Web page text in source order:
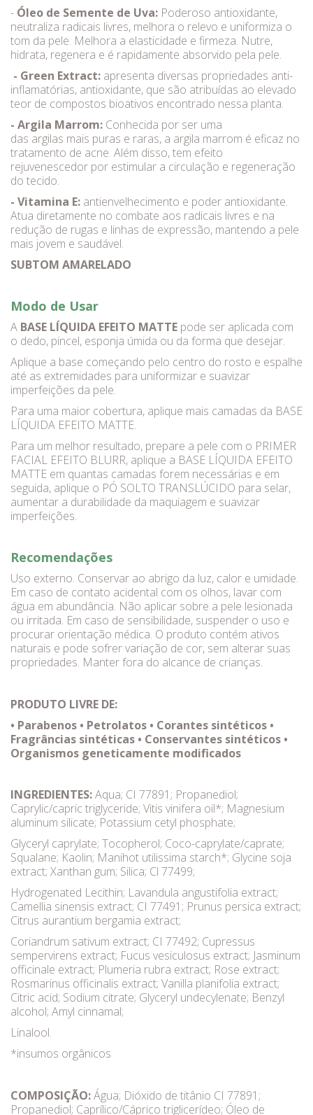
- Óleo de Semente de Uva: Poderoso antioxidante,
neutraliza radicais livres, melhora o relevo e uniformiza o
tom da pele. Melhora a elasticidade e firmeza. Nutre,
hidrata, regenera e é rapidamente absorvido pela pele.
- Green Extract: apresenta diversas propriedades anti-
inflamatórias, antioxidante, que são atribuídas ao elevado
teor de compostos bioativos encontrado nessa planta.
- Argila Marrom: Conhecida por ser uma
das argilas mais puras e raras, a argila marrom é eficaz no
tratamento de acne. Além disso, tem efeito
rejuvenescedor por estimular a circulação e regeneração
do tecido.
- Vitamina E: antienvelhecimento e poder antioxidante.
Atua diretamente no combate aos radicais livres e na
redução de rugas e linhas de expressão, mantendo a pele
mais jovem e saudável.
SUBTOM AMARELADO
Modo de Usar
A BASE LÍQUIDA EFEITO MATTE pode ser aplicada com
o dedo, pincel, esponja úmida ou da forma que desejar.
Aplique a base começando pelo centro do rosto e espalhe
até as extremidades para uniformizar e suavizar
imperfeições da pele.
Para uma maior cobertura, aplique mais camadas da BASE
LÍQUIDA EFEITO MATTE.
Para um melhor resultado, prepare a pele com o PRIMER
FACIAL EFEITO BLURR, aplique a BASE LÍQUIDA EFEITO
MATTE em quantas camadas forem necessárias e em
seguida, aplique o PÓ SOLTO TRANSLÚCIDO para selar,
aumentar a durabilidade da maquiagem e suavizar
imperfeições.
Recomendações
Uso externo. Conservar ao abrigo da luz, calor e umidade.
Em caso de contato acidental com os olhos, lavar com
água em abundância. Não aplicar sobre a pele lesionada
ou irritada. Em caso de sensibilidade, suspender o uso e
procurar orientação médica. O produto contém ativos
naturais e pode sofrer variação de cor, sem alterar suas
propriedades. Manter fora do alcance de crianças.
PRODUTO LIVRE DE:
• Parabenos • Petrolatos • Corantes sintéticos •
Fragrâncias sintéticas • Conservantes sintéticos •
Organismos geneticamente modificados
INGREDIENTES:Aqua; CI 77891; Propanediol;
Caprylic/capric triglyceride; Vitis vinifera oil*; Magnesium
aluminum silicate; Potassium cetyl phosphate;
Glyceryl caprylate; Tocopherol; Coco-caprylate/caprate;
Squalane; Kaolin; Manihot utilissima starch*; Glycine soja
extract; Xanthan gum; Silica; Cl 77499;
Hydrogenated Lecithin; Lavandula angustifolia extract;
Camellia sinensis extract; CI 77491; Prunus persica extract;
Citrus aurantium bergamia extract;
Coriandrum sativum extract; CI 77492; Cupressus
sempervirens extract; Fucus vesiculosus extract; Jasminum
officinale extract; Plumeria rubra extract; Rose extract;
Rosmarinus officinalis extract; Vanilla planifolia extract;
Citric acid; Sodium citrate; Glyceryl undecylenate; Benzyl
alcohol; Amyl cinnamal;
Linalool.
*insumos orgânicos
COMPOSIÇÃO:Água; Dióxido de titânio CI 77891;
Propanediol; Caprílico/Cáprico triglicerídeo; Óleo de